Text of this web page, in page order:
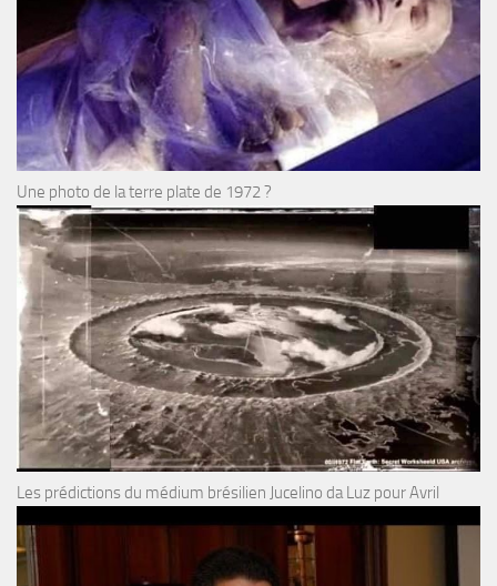
Une photo de la terre plate de 1972 ?
Les prédictions du médium brésilien Jucelino da Luz pour Avril